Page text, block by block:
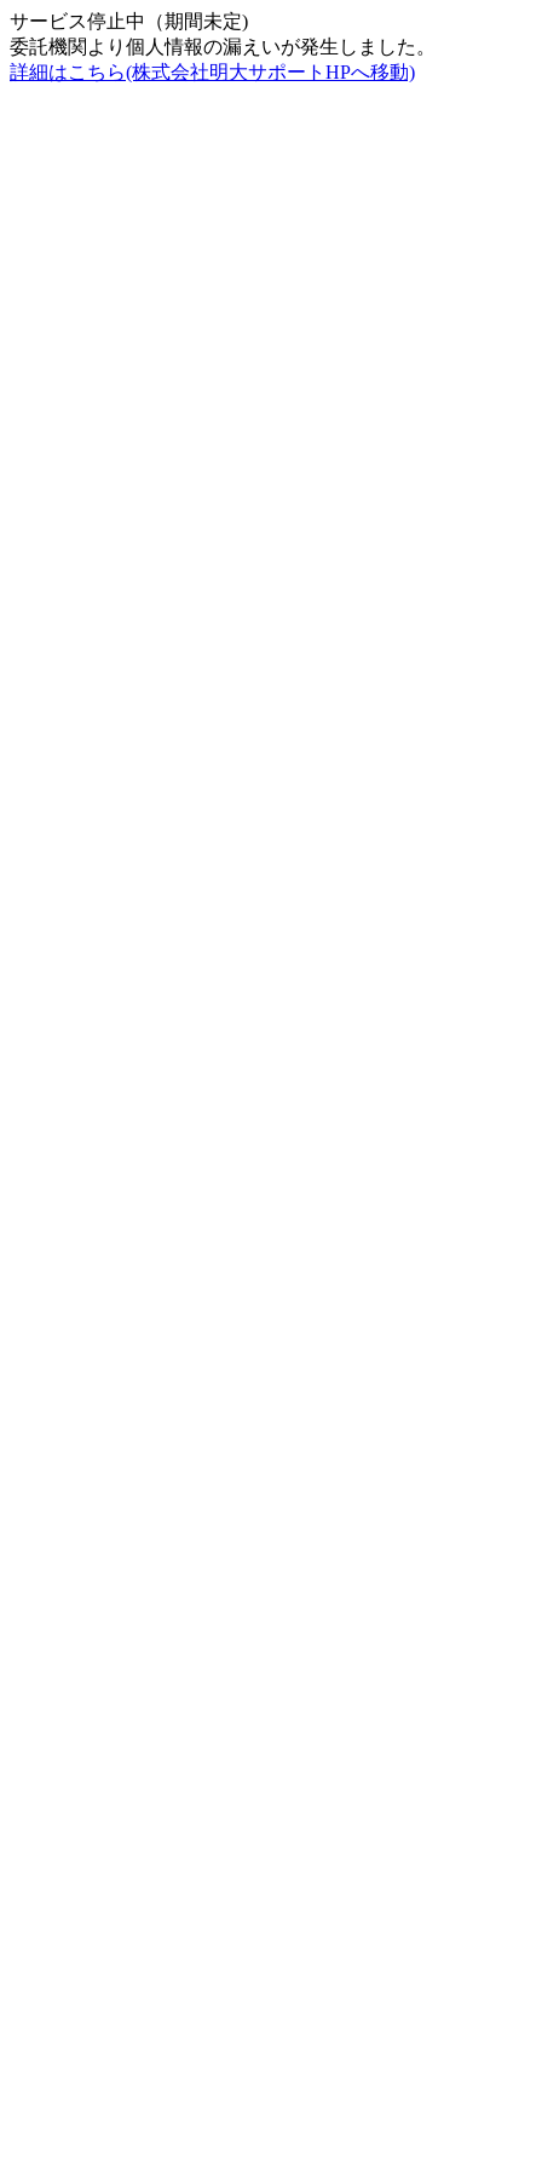
サービス停止中（期間未定)
委託機関より個人情報の漏えいが発生しました。
詳細はこちら(株式会社明大サポートHPへ移動)